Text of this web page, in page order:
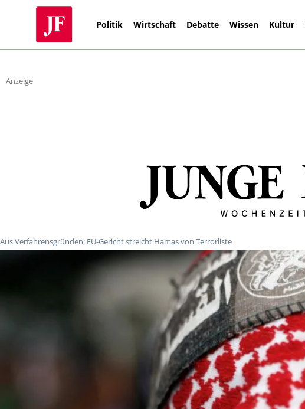
Politik Wirtschaft Debatte Wissen Kultur
Anzeige
Aus Verfahrensgründen: EU-Gericht streicht Hamas von Terrorliste